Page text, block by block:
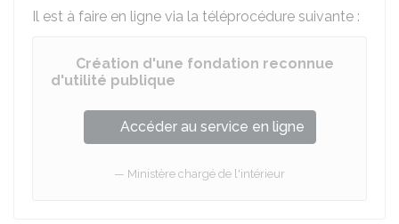
Il est à faire en ligne via la téléprocédure suivante :
Création d'une fondation reconnue
d'utilité publique
Accéder au service en ligne
Ministère chargé de l'intérieur